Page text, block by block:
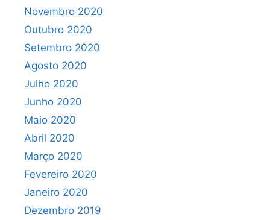
Novembro 2020
Outubro 2020
Setembro 2020
Agosto 2020
Julho 2020
Junho 2020
Maio 2020
Abril 2020
Março 2020
Fevereiro 2020
Janeiro 2020
Dezembro 2019